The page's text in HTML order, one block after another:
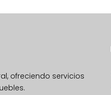
ofreciendo servicios